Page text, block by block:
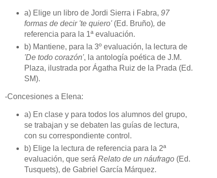
a) Elige un libro de Jordi Sierra i Fabra, 97
formas de decir 'te quiero' (Ed. Bruño), de
referencia para la 1ª evaluación.
b) Mantiene, para la 3º evaluación, la lectura de
'De todo corazón', la antología poética de J.M.
Plaza, ilustrada por Ágatha Ruiz de la Prada (Ed.
SM).
-Concesiones a Elena:
a) En clase y para todos los alumnos del grupo,
se trabajan y se debaten las guías de lectura,
con su correspondiente control.
b) Elige la lectura de referencia para la 2ª
evaluación, que será Relato de un náufrago(Ed.
Tusquets), de Gabriel García Márquez.